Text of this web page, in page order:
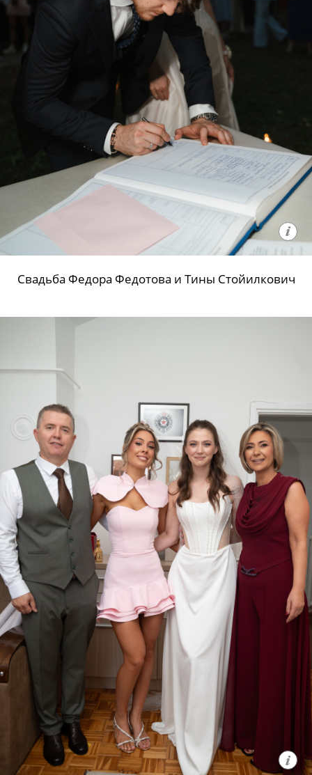
Свадьба Федора Федотова и Тины Стойилкович